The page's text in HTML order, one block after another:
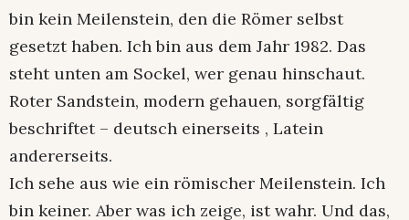
bin kein Meilenstein, den die Römer selbst
gesetzt haben. Ich bin aus dem Jahr 1982. Das
steht unten am Sockel, wer genau hinschaut.
Roter Sandstein, modern gehauen, sorgfältig
beschriftet – deutsch einerseits , Latein
andererseits.
Ich sehe aus wie ein römischer Meilenstein. Ich
bin keiner. Aber was ich zeige, ist wahr. Und das,